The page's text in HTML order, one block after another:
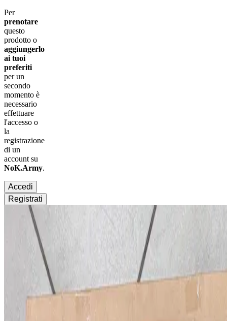
Per
prenotare
questo
prodotto o
aggiungerlo
ai tuoi
preferiti
per un
secondo
momento è
necessario
effettuare
l'accesso o
la
registrazione
di un
account su
NoK.Army.
Accedi
Registrati